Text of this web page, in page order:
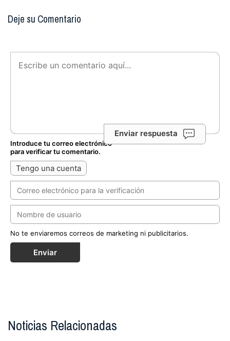
Deje su Comentario
Enviar respuesta
Introduce tu correo electrónico
para verificar tu comentario.
Tengo una cuenta
No te enviaremos correos de marketing ni publicitarios.
Enviar
Noticias Relacionadas